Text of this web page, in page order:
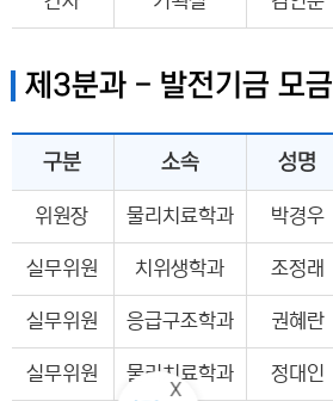
제3분과 - 발전기금 모금
구분 소속 성명
위원장 물리치료학과 박경우
실무위원 치위생학과 조정래
실무위원 응급구조학과 권혜란
실무위원 물리치료학과 정대인